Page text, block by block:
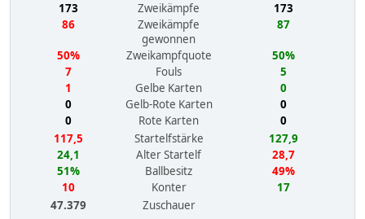
173
Zweikämpfe
173
86
Zweikämpfe
gewonnen
87
50% Zweikampfquote
50%
7
Fouls
5
1
Gelbe Karten
0
0
Gelb-Rote Karten
0
0
Rote Karten
0
117,5
Startelfstärke
127,9
24,1
Alter Startelf
28,7
51%
Ballbesitz
49%
10
Konter
17
47.379
Zuschauer